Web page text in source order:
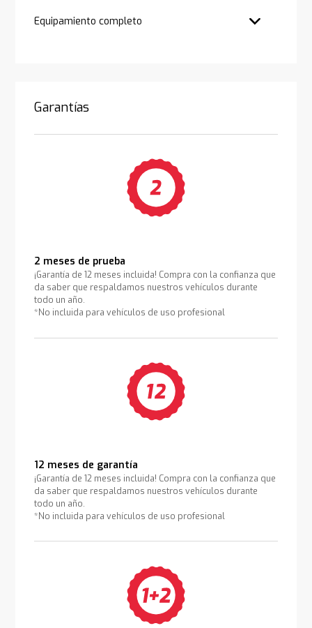
Equipamiento completo
Garantías
2 meses de prueba
¡Garantía de 12 meses incluida! Compra con la confianza que
da saber que respaldamos nuestros vehículos durante
todo un año.
*No incluida para vehículos de uso profesional
12 meses de garantía
¡Garantía de 12 meses incluida! Compra con la confianza que
da saber que respaldamos nuestros vehículos durante
todo un año.
*No incluida para vehículos de uso profesional